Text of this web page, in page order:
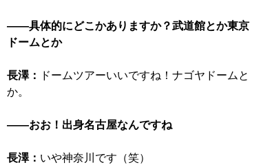
――具体的にどこかありますか？武道館とか東京
ドームとか
長澤：
ドームツアーいいですね！ナゴヤドームと
か。
――おお！出身名古屋なんですね
長澤： いや神奈川です（笑）